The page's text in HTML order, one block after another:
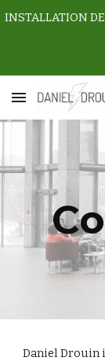
Daniel Drouin